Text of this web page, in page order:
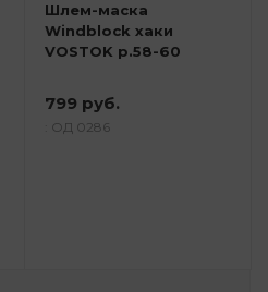
Шлем-маска
Windbloсk хаки
VOSTOK р.58-60
799 руб.
: ОД 0286